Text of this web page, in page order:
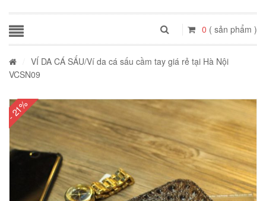
0 ( sản phẩm )
VÍ DA CÁ SẤU/Ví da cá sấu cầm tay giá rẻ tại Hà Nội
VCSN09
- 21%